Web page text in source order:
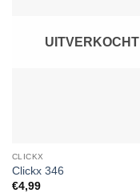
UITVERKOCHT
CLICKX
Clickx 346
€4,99